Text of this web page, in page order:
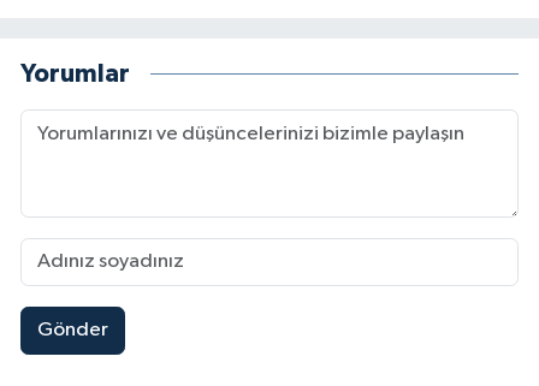
Yorumlar
Gönder